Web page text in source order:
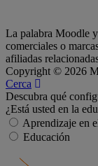
La palabra Moodle
comerciales o
afiliadas
Copyright © 2026
Cerca
Descubra qué
¿Está usted en la
Aprendizaje en
Educación